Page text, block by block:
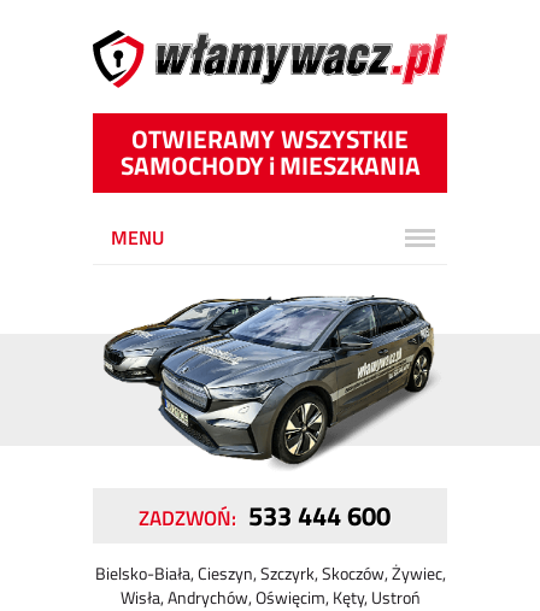
OTWIERAMY WSZYSTKIE
SAMOCHODYiMIESZKANIA
MENU
533 444 600
Bielsko-Biała, Cieszyn, Szczyrk, Skoczów, Żywiec,
Wisła, Andrychów, Oświęcim, Kęty, Ustroń